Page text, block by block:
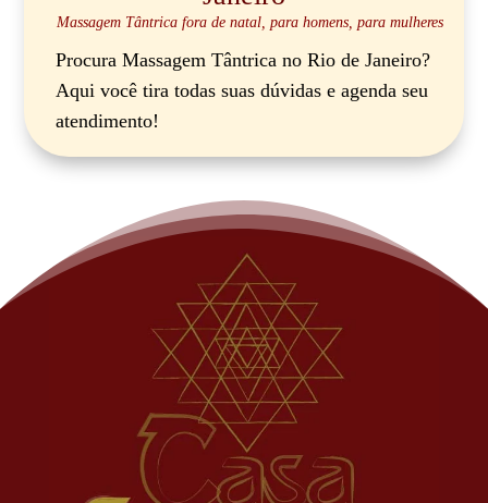
Massagem Tântrica fora de natal, para homens, para mulheres
Procura Massagem Tântrica no Rio de Janeiro?
Aqui você tira todas suas dúvidas e agenda seu
atendimento!